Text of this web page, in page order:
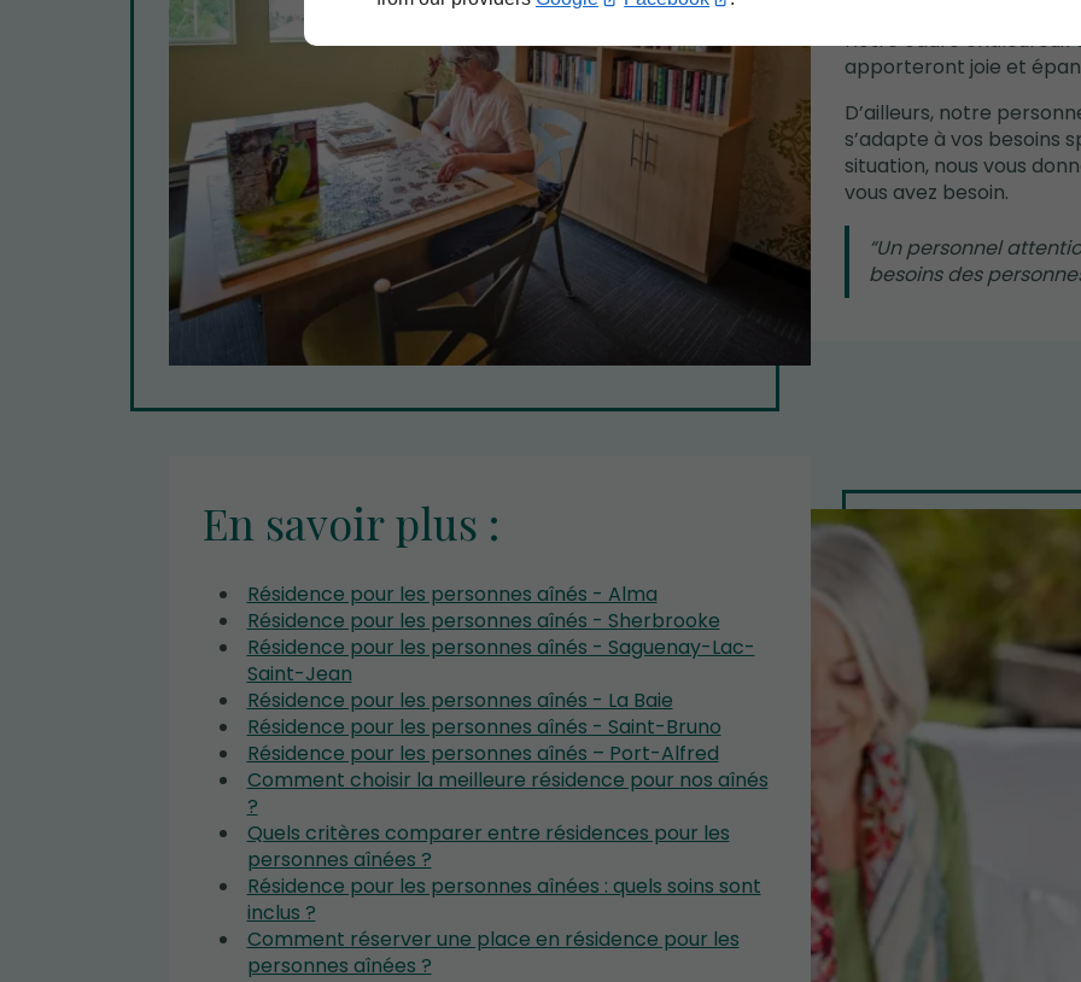
Notre cadre chaleureux
apporteront joie et
D’ailleurs, notre
s’adapte à vos besoins
situation, nous vous
vous avez besoin.
Un personnel
besoins des
En savoir plus :
Résidence pour les personnes aînés - Alma
Résidence pour les personnes aînés - Sherbrooke
Résidence pour les personnes aînés - Saguenay-Lac-
Saint-Jean
Résidence pour les personnes aînés - La Baie
Résidence pour les personnes aînés - Saint-Bruno
Résidence pour les personnes aînés – Port-Alfred
Comment choisir la meilleure résidence pour nos aînés
?
Quels critères comparer entre résidences pour les
personnes aînées ?
Résidence pour les personnes aînées : quels soins sont
inclus ?
Comment réserver une place en résidence pour les
personnes aînées ?